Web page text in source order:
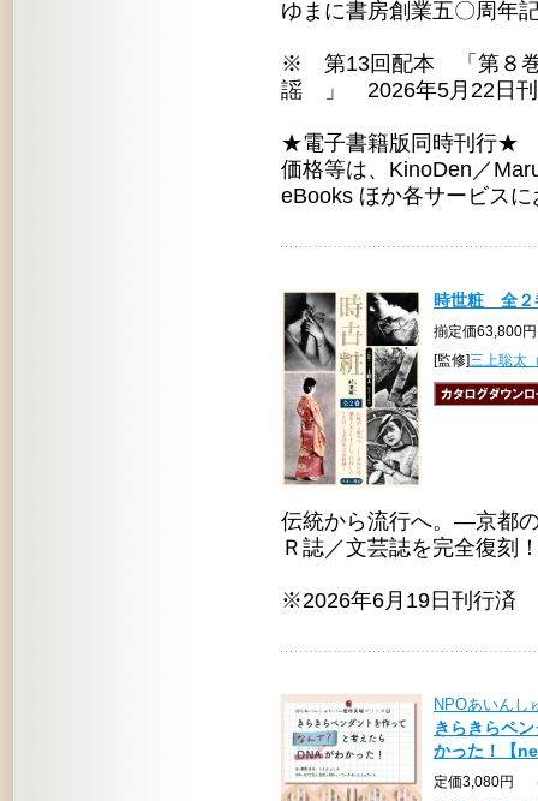
ゆまに書房創業五〇周年
※ 第13回配本 「第８
謡 」 2026年5月22日
★電子書籍版同時刊行★
価格等は、KinoDen／
eBooks ほか各サービス
時世粧 全２
揃定価63,800
[監修]三上聡太
伝統から流行へ。―京都
Ｒ誌／文芸誌を完全復刻
※2026年6月19日刊行済
NPOあいん
きらきらペ
かった！【
定価3,080円